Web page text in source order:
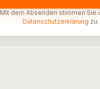
Mit dem Absenden stimmen Sie
Datenschutzerklärung zu.